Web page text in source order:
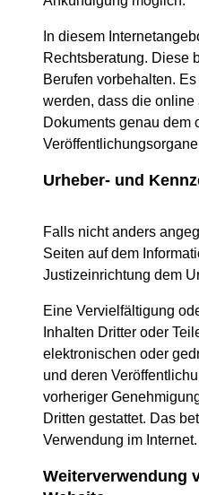
In diesem
Rechtsberatung. Diese
Berufen vorbehalten.
werden, dass die
Dokuments genau dem
Urheber- und
Falls nicht anders
Seiten auf dem
Justizeinrichtung dem
Eine Vervielfältigung
Inhalten Dritter oder
elektronischen oder
und deren
vorheriger
Dritten gestattet. Das
Verwendung im Internet.
Weiterverwendung